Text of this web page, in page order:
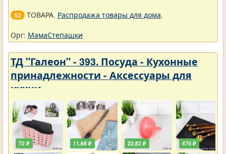
52 ТОВАРА. Распродажа товары для дома.
Орг: МамаСтепашки
ТД "Галеон" - 393. Посуда - Кухонные
принадлежности - Аксессуары для
кухни
72 ₽ 11,68 ₽ 22,82 ₽ 476 ₽